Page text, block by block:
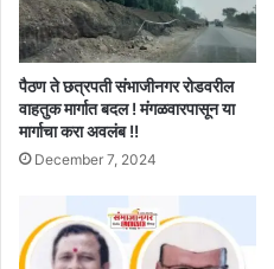
पैठण ते छत्रपती संभाजीनगर रोडवरील
वाहतुक मार्गात बदल ! मंगळवारपासून या
मार्गाचा करा अवलंब !!
December 7, 2024